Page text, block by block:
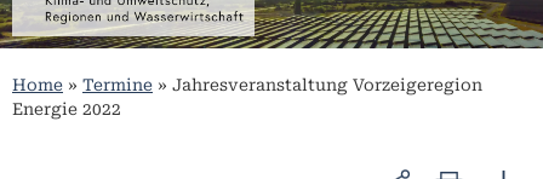
Home » Termine » Jahresveranstaltung Vorzeigeregion
Energie 2022